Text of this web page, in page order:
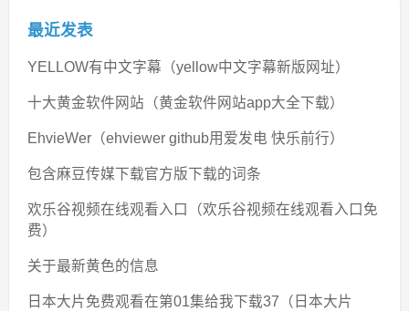
最近发表
YELLOW有中文字幕（yellow中文字幕新版网址）
十大黄金软件网站（黄金软件网站app大全下载）
EhvieWer（ehviewer github用爱发电 快乐前行）
包含麻豆传媒下载官方版下载的词条
欢乐谷视频在线观看入口（欢乐谷视频在线观看入口免
费）
关于最新黄色的信息
日本大片免费观看在第01集给我下载37（日本大片